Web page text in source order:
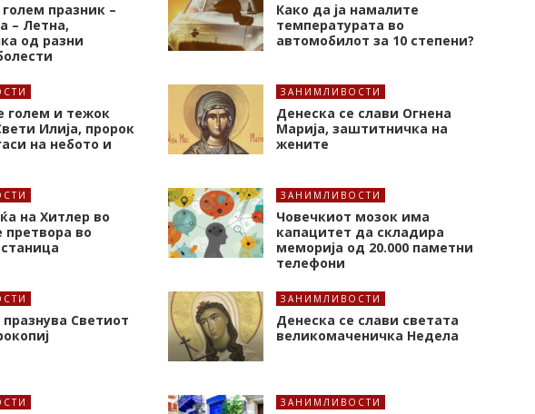
празник –
– Летна,
од разни
Како да ја намалите
температурата во
автомобилот за 10 степени?
голем и тежок
Илија, пророк
на небото и
ЗАНИМЛИВОСТИ
Денеска се слави Огнена
Марија, заштитничка на
жените
на Хитлер во
претвора во
ЗАНИМЛИВОСТИ
Човечкиот мозок има
капацитет да складира
меморија од 20.000 паметни
телефони
Светиот
ЗАНИМЛИВОСТИ
Денеска се слави светата
великомаченичка Недела
ЗАНИМЛИВОСТИ